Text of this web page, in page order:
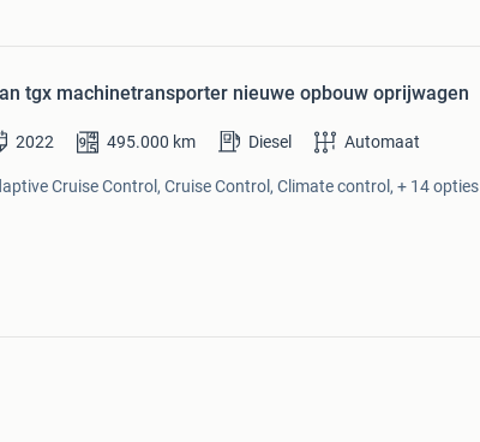
tgx machinetransporter nieuwe opbouw oprijwagen
2022 495.000 km Diesel Automaat
Cruise Control, Cruise Control, Climate control, + 14 opties